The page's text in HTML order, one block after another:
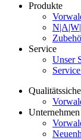
Produkte
Service
Unser
Unternehmen